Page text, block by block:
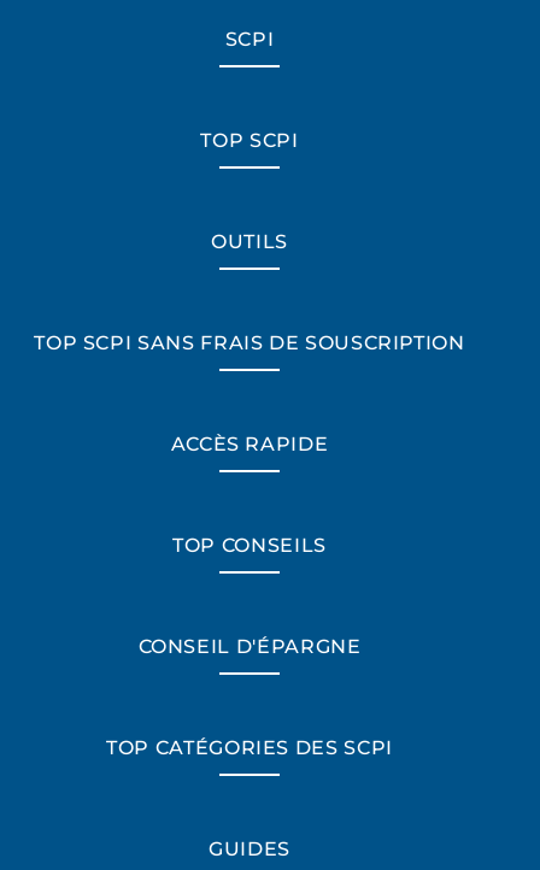
SCPI
TOP SCPI
OUTILS
TOP SCPI SANS FRAIS DE SOUSCRIPTION
ACCÈS RAPIDE
TOP CONSEILS
CONSEIL D'ÉPARGNE
TOP CATÉGORIES DES SCPI
GUIDES